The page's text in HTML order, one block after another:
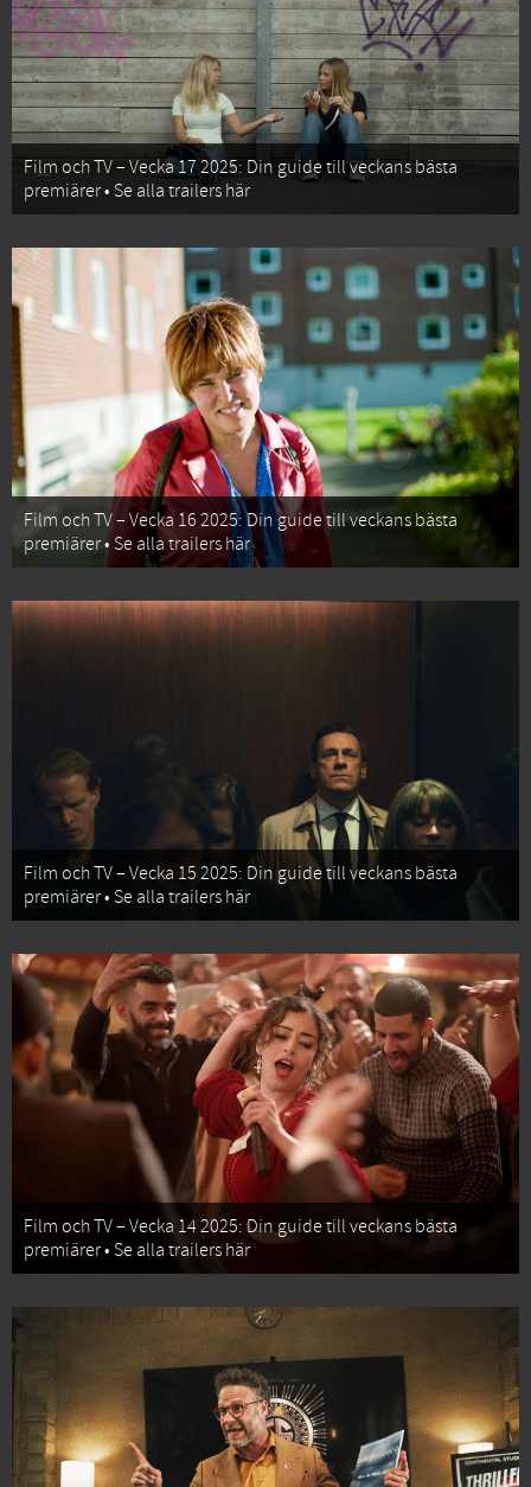
Film och TV – Vecka 17 2025: Din guide till veckans bästa
premiärer • Se alla trailers här
Film och TV – Vecka 16 2025: Din guide till veckans bästa
premiärer • Se alla trailers här
Film och TV – Vecka 15 2025: Din guide till veckans bästa
premiärer • Se alla trailers här
Film och TV – Vecka 14 2025: Din guide till veckans bästa
premiärer • Se alla trailers här